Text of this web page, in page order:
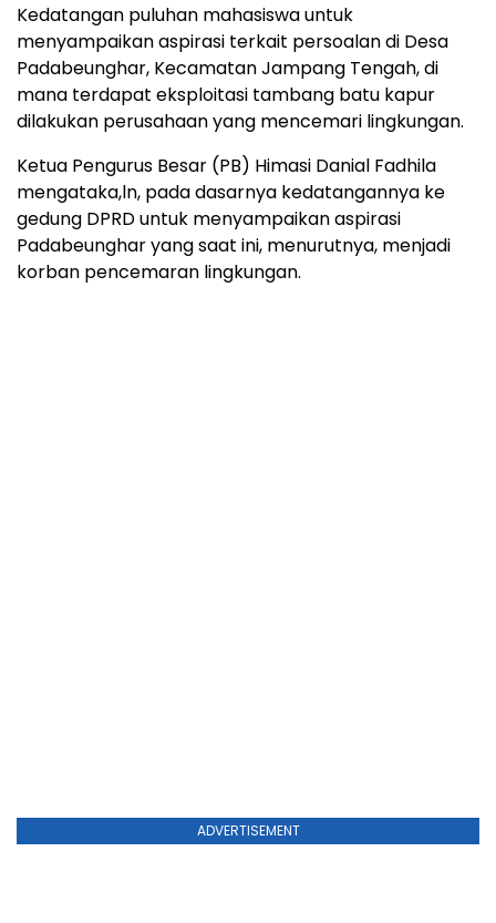
Kedatangan puluhan mahasiswa untuk
menyampaikan aspirasi terkait persoalan di Desa
Padabeunghar, Kecamatan Jampang Tengah, di
mana terdapat eksploitasi tambang batu kapur
dilakukan perusahaan yang mencemari lingkungan.
Ketua Pengurus Besar (PB) Himasi Danial Fadhila
mengataka,ln, pada dasarnya kedatangannya ke
gedung DPRD untuk menyampaikan aspirasi
Padabeunghar yang saat ini, menurutnya, menjadi
korban pencemaran lingkungan.
ADVERTISEMENT